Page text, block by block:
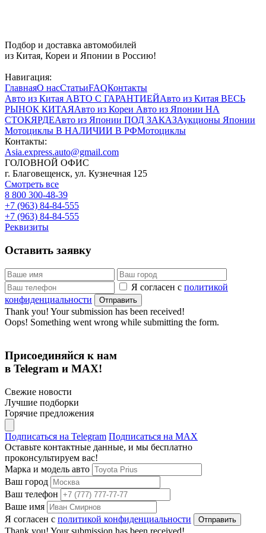
Подбор и доставка автомобилей
из Китая, Кореи и Японии в Россию!
Навигация:
ГлавнаяО насСтатьиFAQКонтакты
Авто из Китая АВТО С ГАРАНТИЕЙАвто из Китая ВЕСЬ
РЫНОК КИТАЯАвто из Кореи Авто из Японии НА
СТОКЯРДЕАвто из Японии ПОД ЗАКАЗАукционы Японии
Мотоциклы В НАЛИЧИИ В РФМотоциклы
Контакты:
Asia.express.auto@gmail.com
ГОЛОВНОЙ ОФИС
г. Благовещенск, ул. Кузнечная 125
Смотреть все
8 800 300-48-39
+7 (963) 84-84-555
+7 (963) 84-84-555
Реквизиты
Оставить заявку
Я согласен с политикой
конфиденциальности
Thank you! Your submission has been received!
Oops! Something went wrong while submitting the form.
Присоединяйся к нам
в Telegram и MAX!
Свежие новости
Лучшие подборки
Горячие предложения
Подписаться на Telegram Подписаться на MAX
Оставьте контактные данные, и мы бесплатно
проконсультируем вас!
Марка и модель авто
Ваш город
Ваш телефон
Ваше имя
Я согласен с политикой конфиденциальности